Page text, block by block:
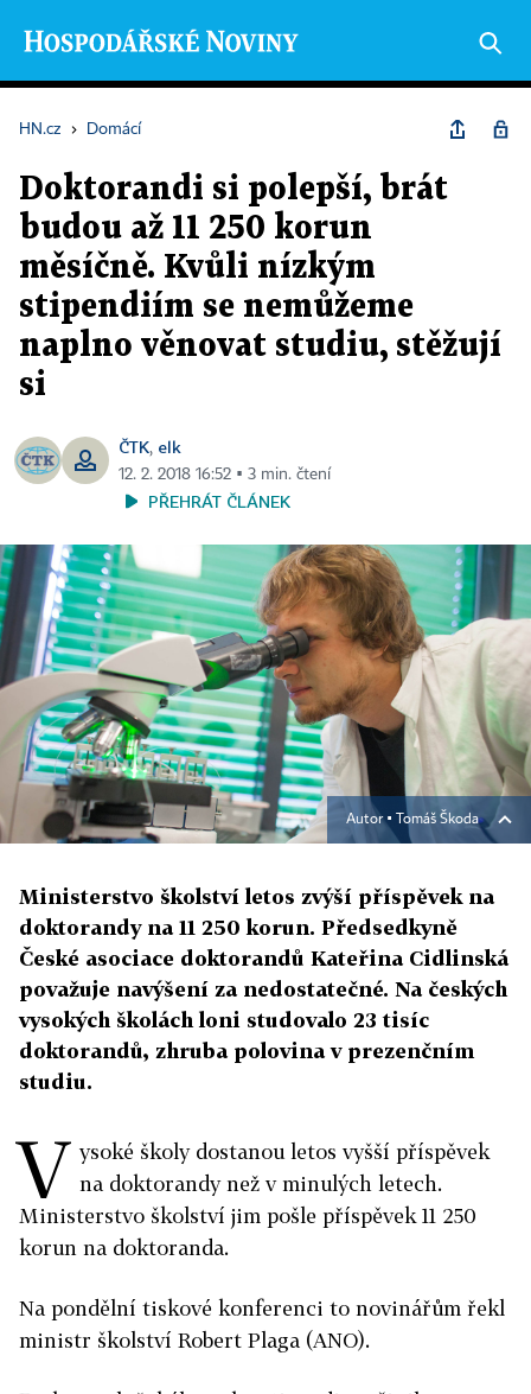
HN.cz › Domácí
Doktorandi si polepší, brát
budou až 11 250 korun
měsíčně. Kvůli nízkým
stipendiím se nemůžeme
naplno věnovat studiu, stěžují
si
ČTK, elk
12. 2. 2018 16:52 ▪ 3 min. čtení
PŘEHRÁT ČLÁNEK
Autor ▪ Tomáš Škoda
Ministerstvo školství letos zvýší příspěvek na
doktorandy na 11 250 korun. Předsedkyně
České asociace doktorandů Kateřina Cidlinská
považuje navýšení za nedostatečné. Na českých
vysokých školách loni studovalo 23 tisíc
doktorandů, zhruba polovina v prezenčním
studiu.
V ysoké školy dostanou letos vyšší příspěvek
na doktorandy než v minulých letech.
Ministerstvo školství jim pošle příspěvek 11 250
korun na doktoranda.
Na pondělní tiskové konferenci to novinářům řekl
ministr školství Robert Plaga (ANO).